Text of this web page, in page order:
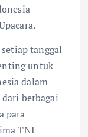
tanggal
untuk
dalam
berbagai
para
TNI